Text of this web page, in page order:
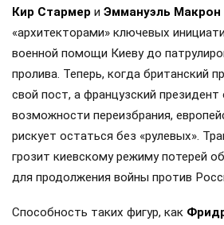
Кир Стармер и Эммануэль Макрон
«архитекторами» ключевых
военной помощи Киеву до
пролива. Теперь, когда британский
свой пост, а французский президент
возможности переизбрания,
рискует остаться без «рулевых».
грозит киевскому режиму потерей
для продолжения войны против
Способность таких фигур, как